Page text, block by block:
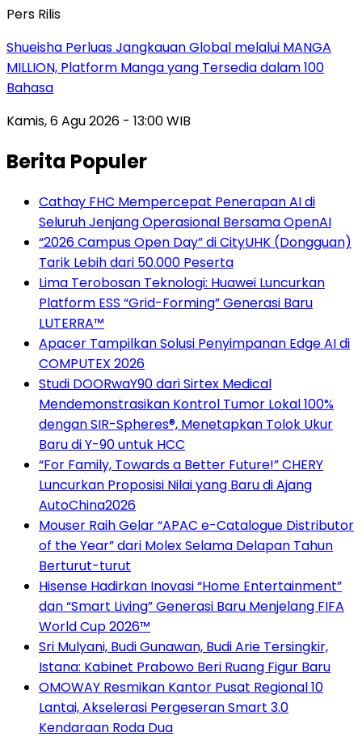
Pers Rilis
Shueisha Perluas Jangkauan Global melalui MANGA
MILLION, Platform Manga yang Tersedia dalam 100
Bahasa
Kamis, 6 Agu 2026 - 13:00 WIB
Berita Populer
Cathay FHC Mempercepat Penerapan AI di
Seluruh Jenjang Operasional Bersama OpenAI
“2026 Campus Open Day” di CityUHK (Dongguan)
Tarik Lebih dari 50.000 Peserta
Lima Terobosan Teknologi: Huawei Luncurkan
Platform ESS “Grid-Forming” Generasi Baru
LUTERRA™
Apacer Tampilkan Solusi Penyimpanan Edge AI di
COMPUTEX 2026
Studi DOORwaY90 dari Sirtex Medical
Mendemonstrasikan Kontrol Tumor Lokal 100%
dengan SIR-Spheres®, Menetapkan Tolok Ukur
Baru di Y-90 untuk HCC
“For Family, Towards a Better Future!” CHERY
Luncurkan Proposisi Nilai yang Baru di Ajang
AutoChina2026
Mouser Raih Gelar “APAC e-Catalogue Distributor
of the Year” dari Molex Selama Delapan Tahun
Berturut-turut
Hisense Hadirkan Inovasi “Home Entertainment”
dan “Smart Living” Generasi Baru Menjelang FIFA
World Cup 2026™
Sri Mulyani, Budi Gunawan, Budi Arie Tersingkir,
Istana: Kabinet Prabowo Beri Ruang Figur Baru
OMOWAY Resmikan Kantor Pusat Regional 10
Lantai, Akselerasi Pergeseran Smart 3.0
Kendaraan Roda Dua